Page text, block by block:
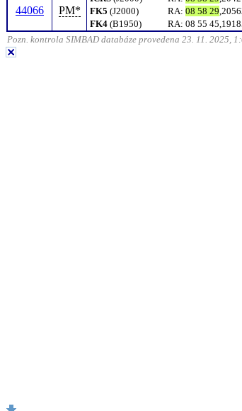
44066 PM*
FK5 (J2000) RA: 08 58 29
FK4 (B1950) RA: 08 55
Pozn. kontrola SIMBAD databáze provedena 23. 11. 2025,